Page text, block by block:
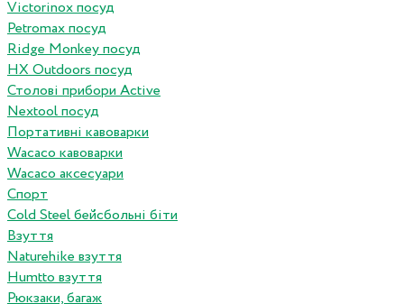
Victorinox посуд
Petromax посуд
Ridge Monkey посуд
HX Outdoors посуд
Столові прибори Active
Nextool посуд
Портативні кавоварки
Wacaco кавоварки
Wacaco аксесуари
Спорт
Cold Steel бейсбольні біти
Взуття
Naturehike взуття
Humtto взуття
Рюкзаки, багаж